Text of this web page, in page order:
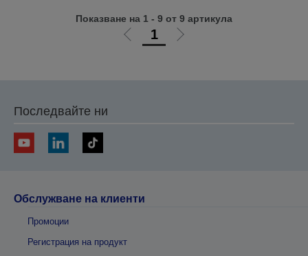
Отиди
1
Отиди
Показване на 1 - 9 от 9 артикула
Последвайте ни
Обслужване на клиенти
Промоции
Регистрация на продукт